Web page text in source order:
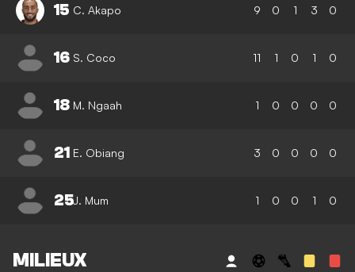
15 C. Akapo 9 0 1 3 0
16 S. Coco 11 1 0 1 0
18 M. Ngaah 1 0 0 0 0
21 E. Obiang 3 0 0 0 0
25J. Mum 1 0 0 1 0
MILIEUX